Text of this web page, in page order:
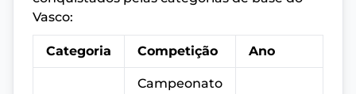
Vasco:
Categoria Competição Ano
Campeonato